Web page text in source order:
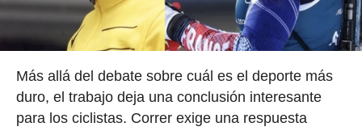
Más allá del debate sobre cuál es el deporte más
duro, el trabajo deja una conclusión interesante
para los ciclistas. Correr exige una respuesta